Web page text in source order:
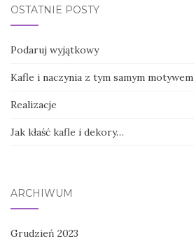
OSTATNIE POSTY
Podaruj wyjątkowy
Kafle i naczynia z tym samym motywem
Realizacje
Jak kłaść kafle i dekory…
ARCHIWUM
Grudzień 2023